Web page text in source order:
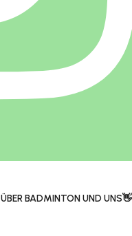
ÜBER BADMINTON UND UNS👋